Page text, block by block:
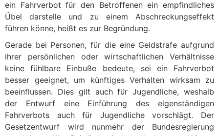
ein Fahrverbot für den Betroffenen ein empfindliches
Übel darstelle und zu einem Abschreckungseffekt
führen könne, heißt es zur Begründung.
Gerade bei Personen, für die eine Geldstrafe aufgrund
ihrer persönlichen oder wirtschaftlichen Verhältnisse
keine fühlbare Einbuße bedeute, sei ein Fahrverbot
besser geeignet, um künftiges Verhalten wirksam zu
beeinflussen. Dies gilt auch für Jugendliche, weshalb
der Entwurf eine Einführung des eigenständigen
Fahrverbots auch für Jugendliche vorschlägt. Der
Gesetzentwurf wird nunmehr der Bundesregierung